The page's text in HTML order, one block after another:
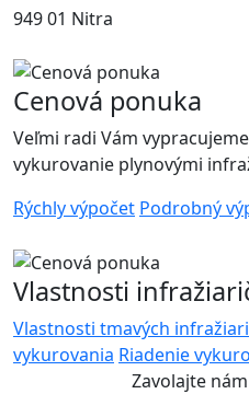
949 01 Nitra
Cenová ponuka
Veľmi radi Vám
vykurovanie plynovými
Rýchly výpočet Podrobný
Vlastnosti
Vlastnosti tmavých
vykurovania Riadenie
Zavolajte nám